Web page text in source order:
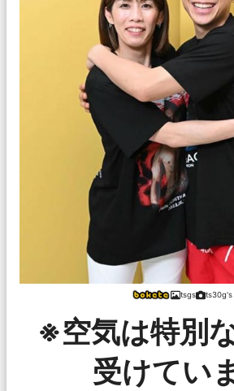
tsgs ts30g's
※空気は特別
受けてい